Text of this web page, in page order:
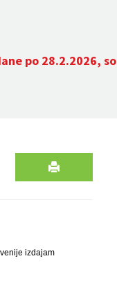
po 28.2.2026, so
izdajam